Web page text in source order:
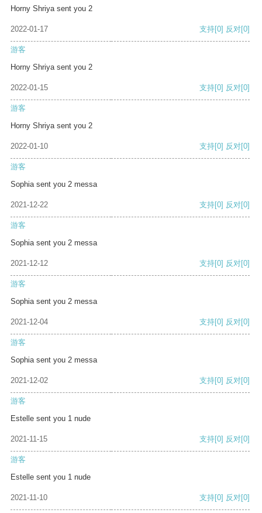
Horny Shriya sent you 2
2022-01-17 支持[0] 反对[0]
游客
Horny Shriya sent you 2
2022-01-15 支持[0] 反对[0]
游客
Horny Shriya sent you 2
2022-01-10 支持[0] 反对[0]
游客
Sophia sent you 2 messa
2021-12-22 支持[0] 反对[0]
游客
Sophia sent you 2 messa
2021-12-12 支持[0] 反对[0]
游客
Sophia sent you 2 messa
2021-12-04 支持[0] 反对[0]
游客
Sophia sent you 2 messa
2021-12-02 支持[0] 反对[0]
游客
Estelle sent you 1 nude
2021-11-15 支持[0] 反对[0]
游客
Estelle sent you 1 nude
2021-11-10 支持[0] 反对[0]